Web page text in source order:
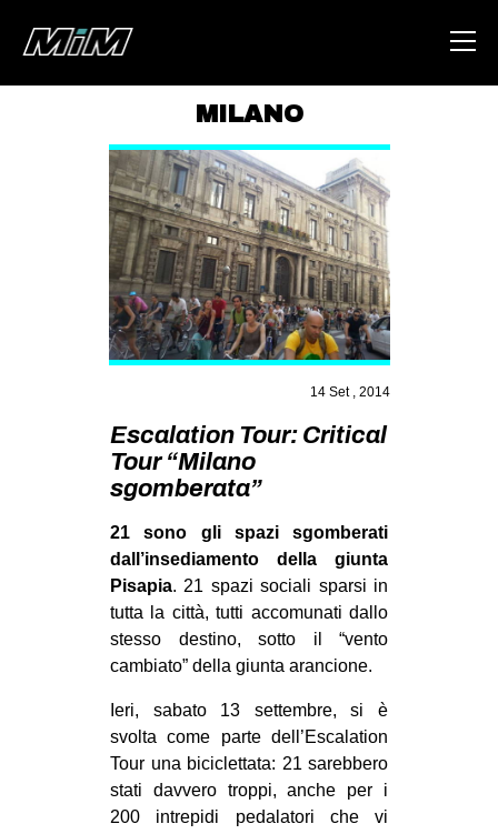
ABOUT
AREA
DEGENERAZIONE
GAZA FREESTYLE
CSOA LAMBRETTA
STUDENTI TSUNAMI
ZAM
MOBILITAZIONI
SPAZI
SPORT POPOLARE
MOVIMENTI
AMBIENTE
ANTIFASCISMO
DIRITTO ALL’ABITARE
GENERI
MILANO
14 Set , 2014
Escalation Tour: Critical
Tour “Milano
sgomberata”
21 sono gli spazi sgomberati
dall’insediamento della giunta
Pisapia. 21 spazi sociali sparsi in
tutta la città, tutti accomunati dallo
stesso destino, sotto il “vento
cambiato” della giunta arancione.
Ieri, sabato 13 settembre, si è
svolta come parte dell’Escalation
Tour una biciclettata: 21 sarebbero
stati davvero troppi, anche per i
200 intrepidi pedalatori che vi